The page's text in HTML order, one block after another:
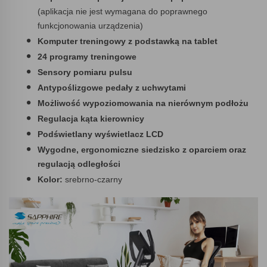
(aplikacja nie jest wymagana do poprawnego
funkcjonowania urządzenia)
Komputer treningowy z podstawką na tablet
24 programy treningowe
Sensory pomiaru pulsu
Antypoślizgowe pedały z uchwytami
Możliwość wypoziomowania na nierównym podłożu
Regulacja kąta kierownicy
Podświetlany wyświetlacz LCD
Wygodne, ergonomiczne siedzisko z oparciem oraz
regulacją odległości
Kolor: srebrno-czarny